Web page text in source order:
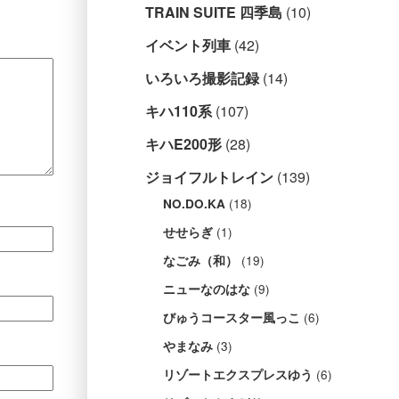
TRAIN SUITE 四季島 (10)
イベント列車 (42)
いろいろ撮影記録(14)
キハ110系(107)
キハE200形 (28)
ジョイフルトレイン (139)
NO.DO.KA (18)
せせらぎ (1)
なごみ（和） (19)
ニューなのはな (9)
びゅうコースター風っこ (6)
やまなみ (3)
リゾートエクスプレスゆう (6)